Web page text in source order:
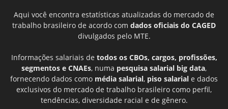
Aqui você encontra estatísticas atualizadas do mercado de
trabalho brasileiro de acordo com dados oficiais do CAGED
divulgados pelo MTE.
Informações salariais de todos os CBOs, cargos, profissões,
segmentos e CNAEs, numa pesquisa salarial big data,
fornecendo dados como média salarial, piso salarial e dados
exclusivos do mercado de trabalho brasileiro como perfil,
tendências, diversidade racial e de gênero.